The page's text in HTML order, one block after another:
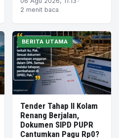
2 menit baca
BERITA UTAMA
Tender Tahap II Kolam
Renang Berjalan,
Dokumen SIPD PUPR
Cantumkan Pagu Rp0?